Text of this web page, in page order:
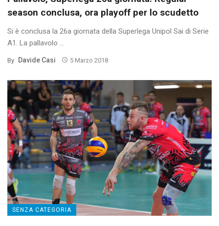
season conclusa, ora playoff per lo scudetto
Si è conclusa la 26a giornata della Superlega Unipol Sai di Serie
A1. La pallavolo ...
By Davide Casi 5 Marzo 2018
SENZA CATEGORIA